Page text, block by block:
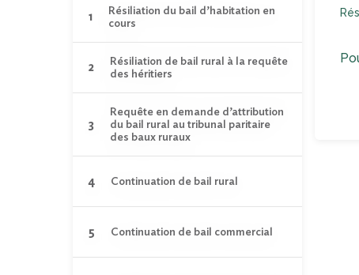
Résiliation du bail d’habitation en
cours
Résiliation de bail rural à la requête
des héritiers
Requête en demande d’attribution
du bail rural au tribunal paritaire
des baux ruraux
Continuation de bail rural
Continuation de bail commercial